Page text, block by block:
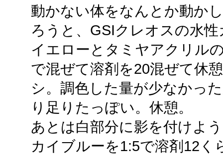
動かない体をなんとか動か
ろうと、GSIクレオスの水
イエローとタミヤアクリル
で混ぜて溶剤を20混ぜて休
シ。調色した量が少なかっ
り足りたっぽい。休憩。
あとは白部分に影を付けよ
カイブルーを1:5で溶剤12